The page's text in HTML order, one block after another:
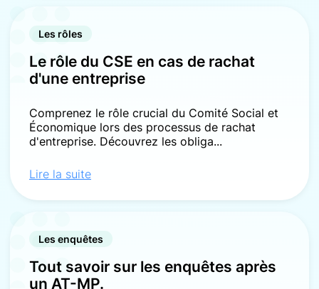
Les rôles
Le rôle du CSE en cas de rachat
d'une entreprise
Comprenez le rôle crucial du Comité Social et
Économique lors des processus de rachat
d'entreprise. Découvrez les obliga...
Lire la suite
Les enquêtes
Tout savoir sur les enquêtes après
un AT-MP.